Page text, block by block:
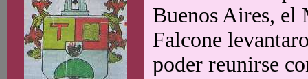
Buenos Aires, el
Falcone
poder reunirse